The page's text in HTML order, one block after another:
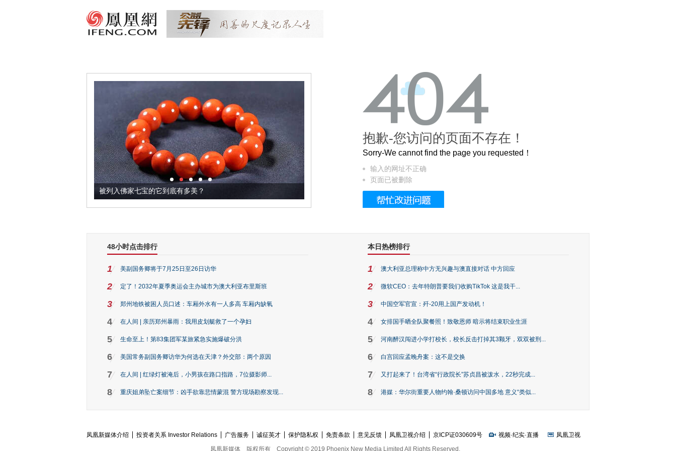
被列入佛家七宝的它到底有多美？ 这个3.2米的长卷，还原了600岁的紫禁城
抱歉-您访问的页面不存在！
Sorry-We cannot find the page you requested！
输入的网址不正确
页面已被删除
48小时点击排行
1 美副国务卿将于7月25日至26日访华
2 定了！2032年夏季奥运会主办城市为澳大利亚布里斯班
3 郑州地铁被困人员口述：车厢外水有一人多高 车厢内缺氧
4 在人间 | 亲历郑州暴雨：我用皮划艇救了一个孕妇
5 生命至上！第83集团军某旅紧急实施爆破分洪
6 美国常务副国务卿访华为何选在天津？外交部：两个原因
7 在人间 | 红绿灯被淹后，小男孩在路口指路，7位摄影师...
8 重庆姐弟坠亡案细节：凶手欲靠悲情蒙混 警方现场勘察发现...
本日热榜排行
1 澳大利亚总理称中方无兴趣与澳直接对话 中方回应
2 微软CEO：去年特朗普要我们收购TikTok 这是我干...
3 中国空军官宣：歼-20用上国产发动机！
4 女排国手晒全队聚餐照！致敬恩师 暗示将结束职业生涯
5 河南醉汉闯进小学打校长，校长反击打掉其3颗牙，双双被刑...
6 白宫回应孟晚舟案：这不是交换
7 又打起来了！台湾省“行政院长”苏贞昌被泼水，22秒完成...
8 港媒：华尔街重要人物约翰·桑顿访问中国多地 意义“类似...
凤凰新媒体介绍 投资者关系 Investor Relations 广告服务 诚征英才 保护隐私权 免责条款 意见反馈 凤凰卫视介绍 京ICP证030609号 视频·纪实·直播
凤凰卫视
凤凰新媒体
版权所有 Copyright © 2019 Phoenix New Media Limited All Rights Reserved.